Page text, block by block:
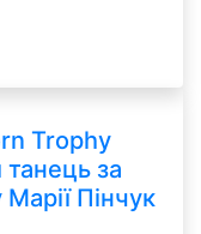
Trophy
за
Пінчук